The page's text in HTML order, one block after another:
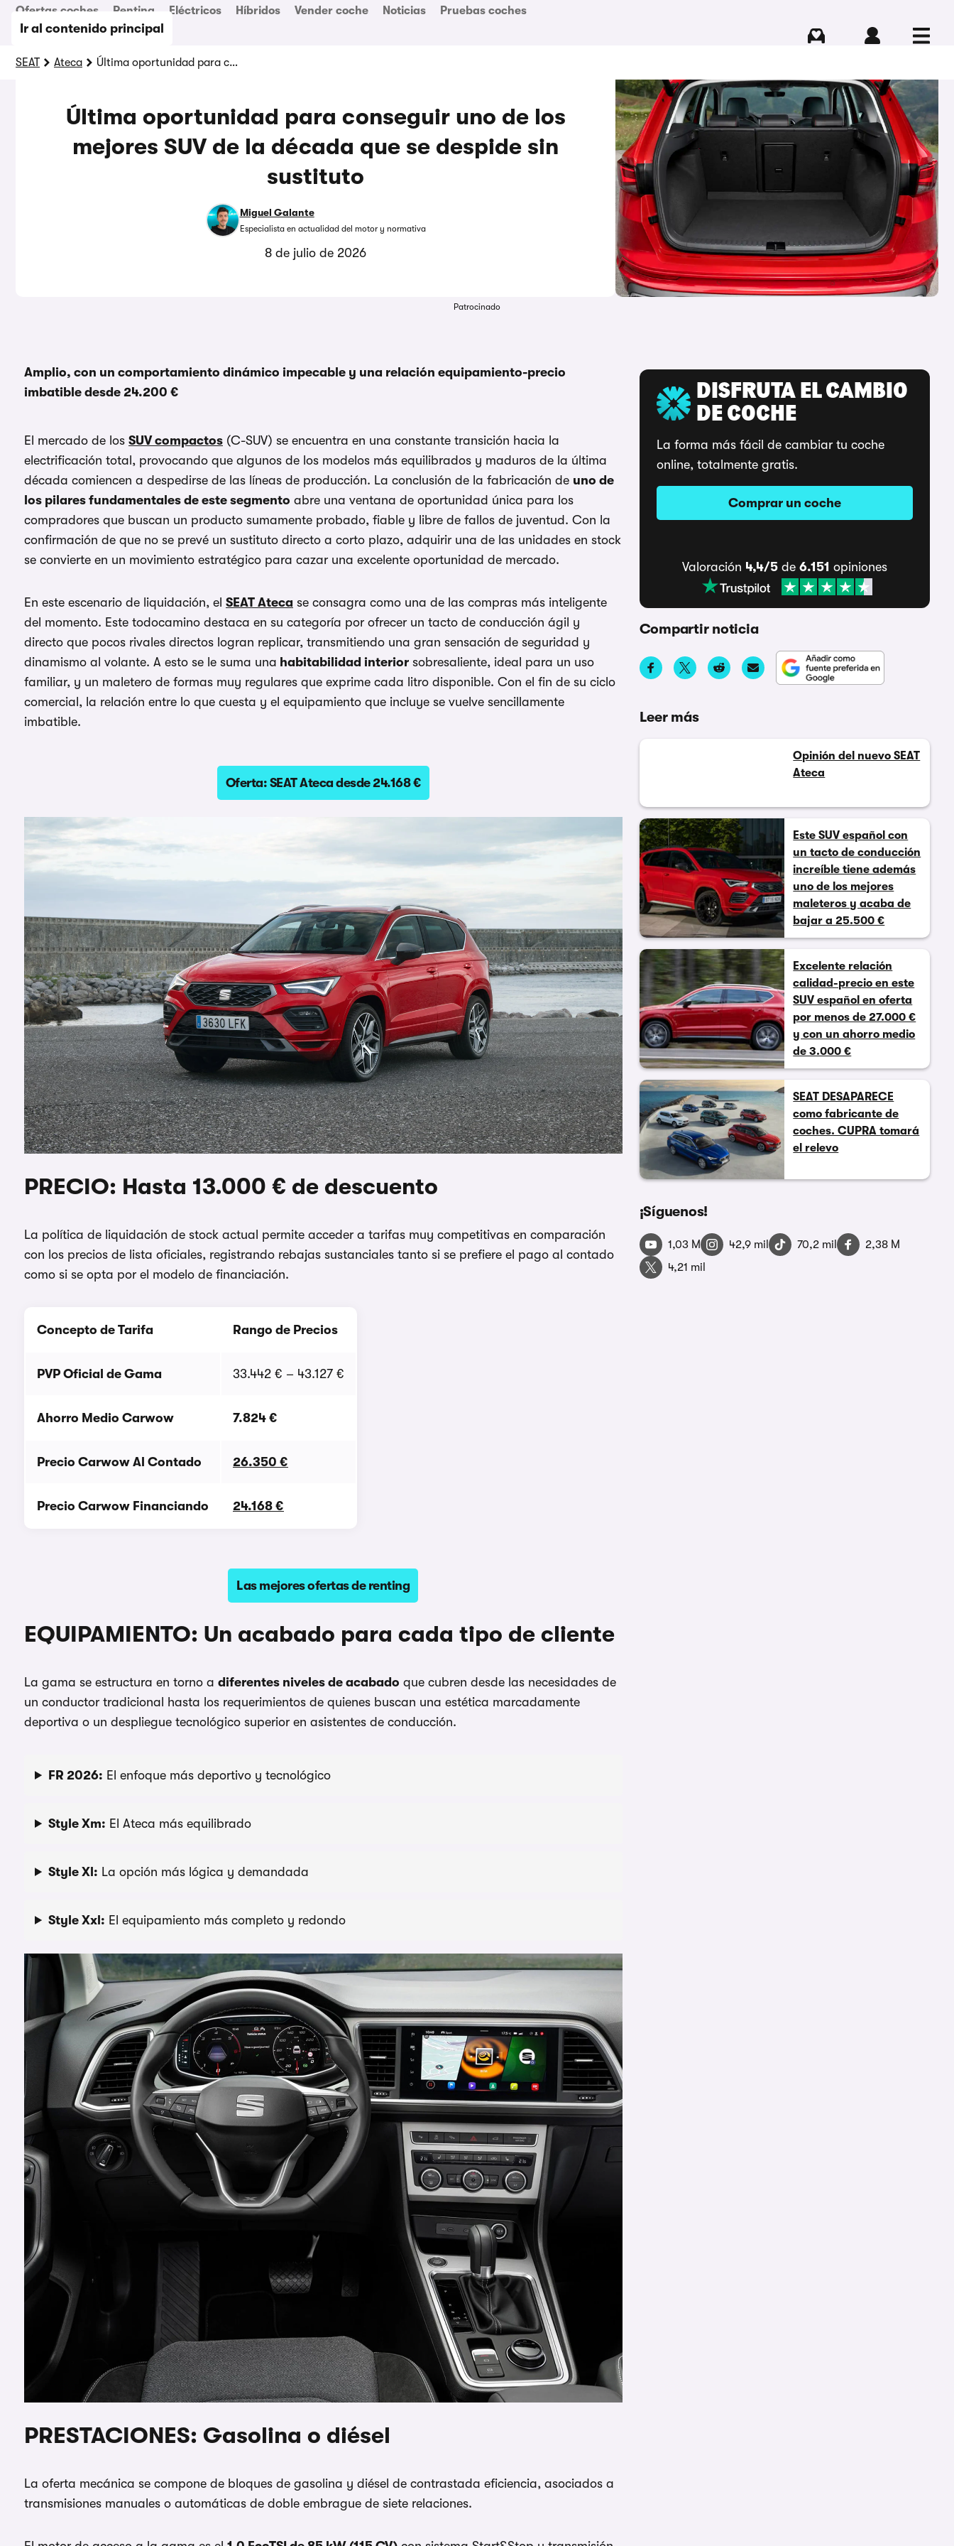
Ir al contenido principal
Ofertas coches Renting Eléctricos Híbridos Vender coche Noticias Pruebas coches
SEAT Ateca Última oportunidad para conseguir uno de los mejores SUV de la década que se despide sin sustituto
Última oportunidad para conseguir uno de los
mejores SUV de la década que se despide sin
sustituto
Miguel Galante
Especialista en actualidad del motor y normativa
8 de julio de 2026
Patrocinado
Amplio, con un comportamiento dinámico impecable y una relación equipamiento-precio
imbatible desde 24.200 €
El mercado de los SUV compactos (C-SUV) se encuentra en una constante transición hacia la
electrificación total, provocando que algunos de los modelos más equilibrados y maduros de la última
década comiencen a despedirse de las líneas de producción. La conclusión de la fabricación de uno de
los pilares fundamentales de este segmento abre una ventana de oportunidad única para los
compradores que buscan un producto sumamente probado, fiable y libre de fallos de juventud. Con la
confirmación de que no se prevé un sustituto directo a corto plazo, adquirir una de las unidades en stock
se convierte en un movimiento estratégico para cazar una excelente oportunidad de mercado.
En este escenario de liquidación, el SEAT Ateca se consagra como una de las compras más inteligente
del momento. Este todocamino destaca en su categoría por ofrecer un tacto de conducción ágil y
directo que pocos rivales directos logran replicar, transmitiendo una gran sensación de seguridad y
dinamismo al volante. A esto se le suma una habitabilidad interior sobresaliente, ideal para un uso
familiar, y un maletero de formas muy regulares que exprime cada litro disponible. Con el fin de su ciclo
comercial, la relación entre lo que cuesta y el equipamiento que incluye se vuelve sencillamente
imbatible.
Oferta: SEAT Ateca desde 24.168 €
PRECIO: Hasta 13.000 € de descuento
La política de liquidación de stock actual permite acceder a tarifas muy competitivas en comparación
con los precios de lista oficiales, registrando rebajas sustanciales tanto si se prefiere el pago al contado
como si se opta por el modelo de financiación.
Concepto de Tarifa Rango de Precios
PVP Oficial de Gama 33.442 € – 43.127 €
Ahorro Medio Carwow 7.824 €
Precio Carwow Al Contado 26.350 €
Precio Carwow Financiando 24.168 €
Las mejores ofertas de renting
EQUIPAMIENTO: Un acabado para cada tipo de cliente
La gama se estructura en torno a diferentes niveles de acabado que cubren desde las necesidades de
un conductor tradicional hasta los requerimientos de quienes buscan una estética marcadamente
deportiva o un despliegue tecnológico superior en asistentes de conducción.
FR 2026: El enfoque más deportivo y tecnológico
Style Xm: El Ateca más equilibrado
Style Xl: La opción más lógica y demandada
Style Xxl: El equipamiento más completo y redondo
PRESTACIONES: Gasolina o diésel
La oferta mecánica se compone de bloques de gasolina y diésel de contrastada eficiencia, asociados a
transmisiones manuales o automáticas de doble embrague de siete relaciones.
DISFRUTA EL CAMBIO
DE COCHE
La forma más fácil de cambiar tu coche
online, totalmente gratis.
Comprar un coche
Valoración 4,4/5de 6.151 opiniones
Compartir noticia
Leer más
Opinión del nuevo SEAT
Ateca
Este SUV español con
un tacto de conducción
increíble tiene además
uno de los mejores
maleteros y acaba de
bajar a 25.500 €
Excelente relación
calidad-precio en este
SUV español en oferta
por menos de 27.000 €
y con un ahorro medio
de 3.000 €
SEAT DESAPARECE
como fabricante de
coches. CUPRA tomará
el relevo
¡Síguenos!
1,03 M 42,9 mil 70,2 mil
2,38 M
4,21 mil